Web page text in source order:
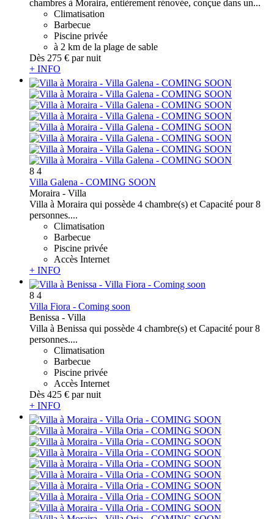
chambres à Moraira, entièrement rénovée, conçue dans un...
Climatisation
Barbecue
Piscine privée
à 2 km de la plage de sable
Dès 275 € par nuit
+ INFO
8 4
Villa Galena - COMING SOON
Moraira - Villa
Villa à Moraira qui possède 4 chambre(s) et Capacité pour 8
personnes....
Climatisation
Barbecue
Piscine privée
Accès Internet
+ INFO
8 4
Villa Fiora - Coming soon
Benissa - Villa
Villa à Benissa qui possède 4 chambre(s) et Capacité pour 8
personnes....
Climatisation
Barbecue
Piscine privée
Accès Internet
Dès 425 € par nuit
+ INFO